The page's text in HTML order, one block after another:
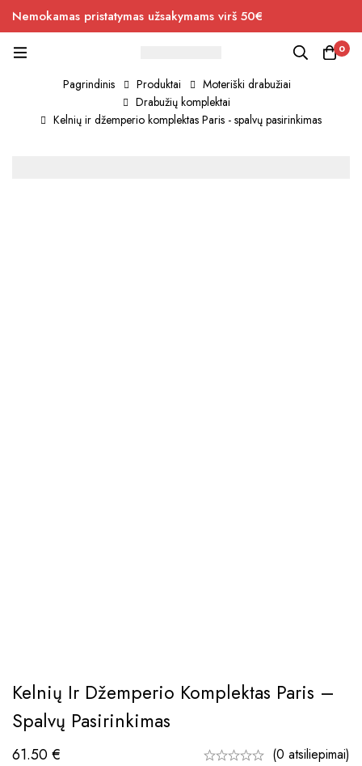
Nemokamas pristatymas užsakymams virš 50€
0
Pagrindinis Produktai
Moteriški drabužiai
Drabužių komplektai
Kelnių ir džemperio komplektas Paris - spalvų pasirinkimas
Kelnių Ir Džemperio Komplektas Paris –
Spalvų Pasirinkimas
61.50€ (0 atsiliepimai)